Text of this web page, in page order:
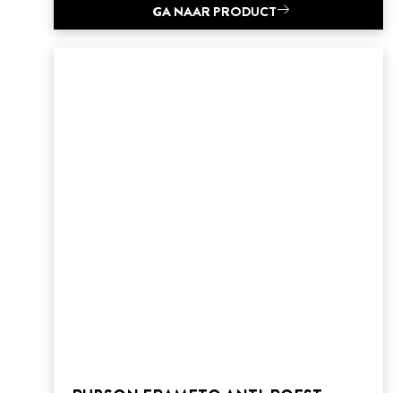
GA NAAR PRODUCT